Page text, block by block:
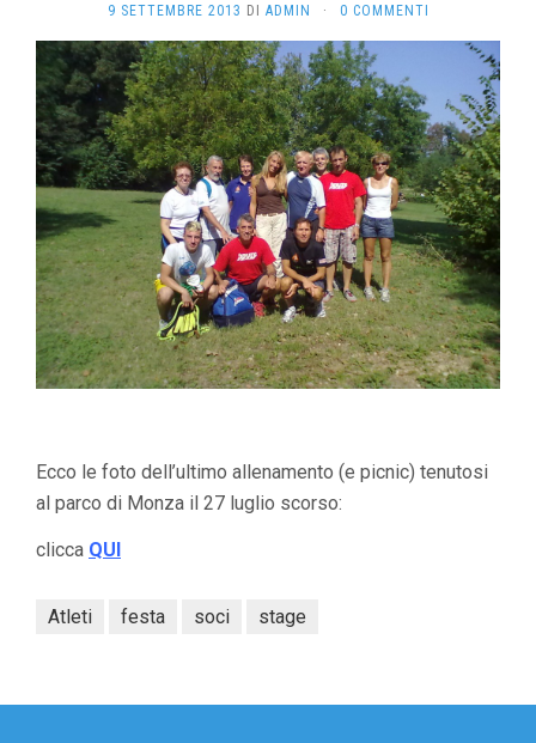
9 SETTEMBRE 2013 DI ADMIN · 0 COMMENTI
Ecco le foto dell’ultimo allenamento (e picnic) tenutosi
al parco di Monza il 27 luglio scorso:
clicca QUI
Atleti festa soci stage